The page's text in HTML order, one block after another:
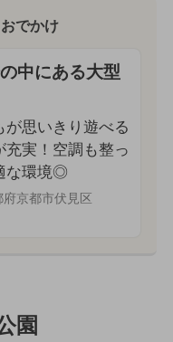
でかけ
中にある大型
が思いきり遊べる
充実！空調も整っ
な環境◎
府京都市伏見区
園